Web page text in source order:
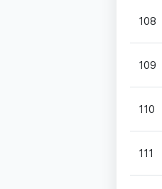
108
109
110
111